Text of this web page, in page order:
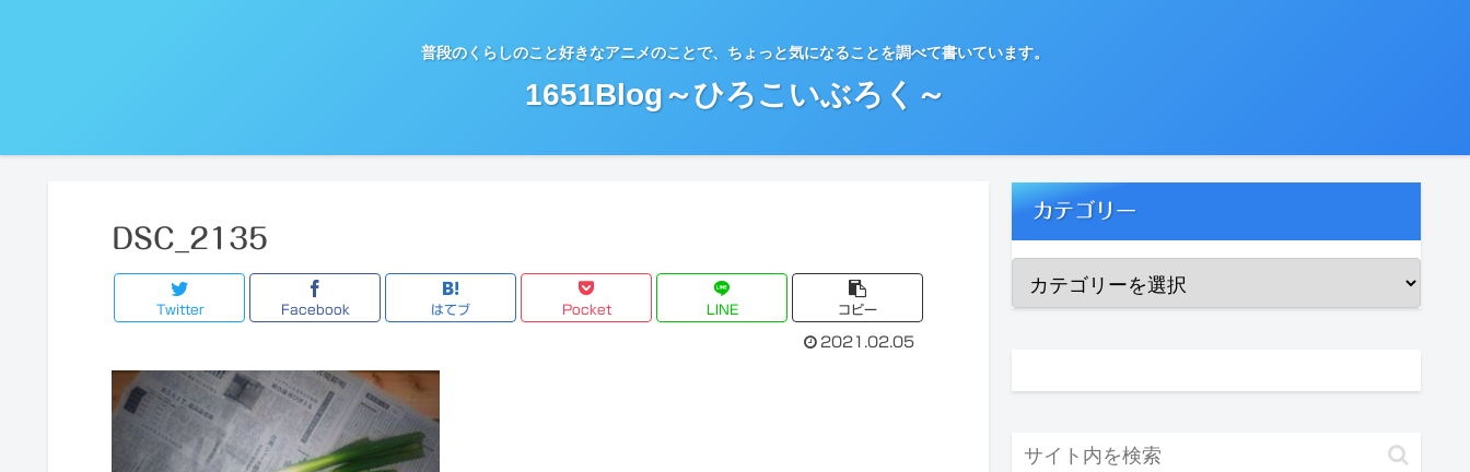
普段のくらしのこと好きなアニメのことで、ちょっと気になることを調べて書いています。
1651Blog～ひろこいぶろく～
DSC_2135
Twitter Facebook はてブ Pocket LINE コピー
2021.02.05
カテゴリー